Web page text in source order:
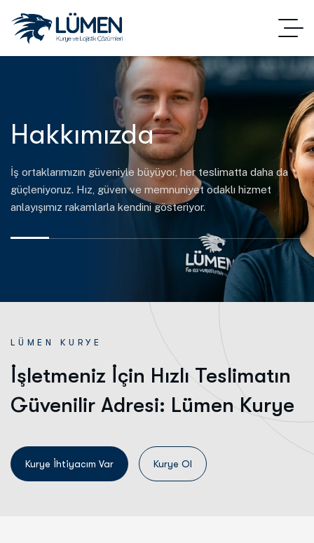
Hakkımızda
İş ortaklarımızın güveniyle büyüyor, her teslimatta daha da
güçleniyoruz. Hız, güven ve memnuniyet odaklı hizmet
anlayışımız rakamlarla kendini gösteriyor.
L Ü MEN K U RYE
İşletmeniz İçin Hızlı Teslimatın
Güvenilir Adresi: Lümen Kurye
Kurye Ol